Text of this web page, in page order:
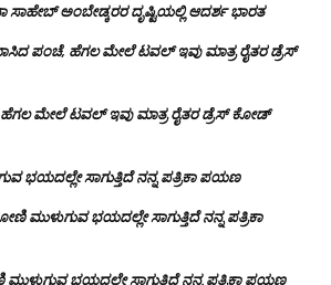
ಸಾಹೇಬ್ ಅಂಬೇಡ್ಕರರ ದೃಷ್ಟಿಯಲ್ಲಿ ಆದರ್ಶ ಭಾರತ
ಪಂಚೆ, ಹೆಗಲ ಮೇಲೆ ಟವಲ್‌ ಇವು ಮಾತ್ರ ರೈತರ ಡ್ರೆಸ್‌
ಮೇಲೆ ಟವಲ್‌ ಇವು ಮಾತ್ರ ರೈತರ ಡ್ರೆಸ್‌ ಕೋಡ್
ಭಯದಲ್ಲೇ ಸಾಗುತ್ತಿದೆ ನನ್ನ ಪತ್ರಿಕಾ ಪಯಣ
ಮುಳುಗುವ ಭಯದಲ್ಲೇ ಸಾಗುತ್ತಿದೆ ನನ್ನ ಪತ್ರಿಕಾ
ಭಯದಲ್ಲೇ ಸಾಗುತ್ತಿದೆ ನನ್ನ ಪತ್ರಿಕಾ ಪಯಣ